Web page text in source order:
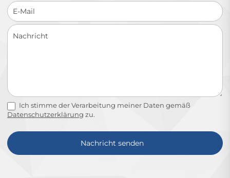
Ich stimme der Verarbeitung meiner Daten gemäß
Datenschutzerklärung zu.
Nachricht senden